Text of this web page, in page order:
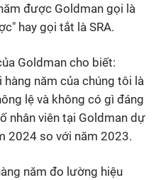
được Goldman gọi là
hay gọi tắt là SRA.
Goldman cho biết:
năm của chúng tôi là
lệ và không có gì đáng
nhân viên tại Goldman dự
2024 so với năm 2023.
năm đo lường hiệu